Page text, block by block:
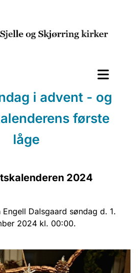
i advent - og
første
låge
2024
Dalsgaard søndag d. 1.
2024 kl. 00:00.